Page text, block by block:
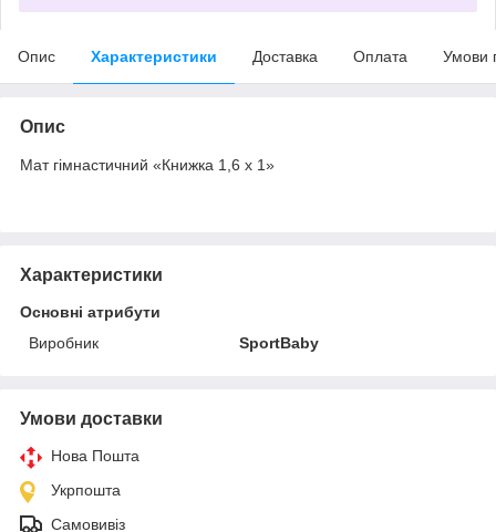
Опис Характеристики Доставка Оплата Умови
Опис
Мат гімнастичний «Книжка 1,6 х 1»
Характеристики
Основні атрибути
Виробник
SportBaby
Умови доставки
Нова Пошта
Укрпошта
Самовивіз